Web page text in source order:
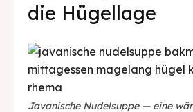
die Hügellage
Javanische Nudelsuppe — eine